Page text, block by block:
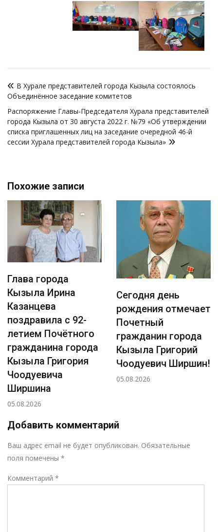
по
записям
В Хурале представителей города Кызыла состоялось
Объединённое заседание комитетов
Распоряжение Главы-Председателя Хурала представителей
города Кызыла от 30 августа 2022 г. №79 «Об утверждении
списка приглашенных лиц на заседание очередной 46-й
сессии Хурала представителей города Кызыла»
Похожие записи
Глава города
Кызыла Ирина
Казанцева
поздравила с 92-
летием Почётного
гражданина города
Кызыла Григория
Чоодуевича
Ширшина
05.08.2026
Сегодня день
рождения отмечает
Почетный
гражданин города
Кызыла Григорий
Чоодуевич Ширшин!
05.08.2026
Добавить комментарий
Ваш адрес email не будет опубликован. Обязательные
поля помечены *
Комментарий *